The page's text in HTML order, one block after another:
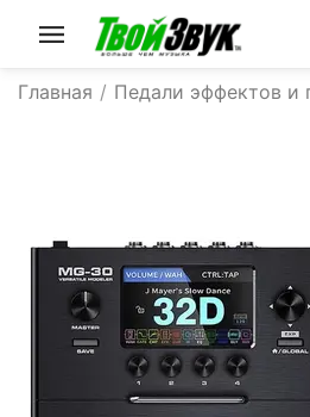
Главная / Педали эффектов и